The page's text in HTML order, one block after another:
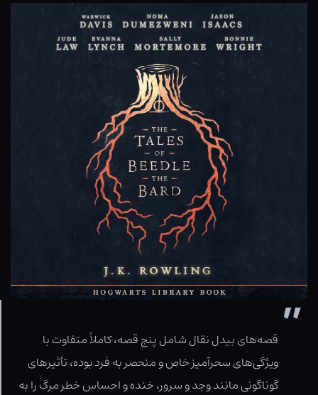
قصه‌هاى بیدل نقال شامل پنج قصه، کاملاً متفاوت با
ویژگی‌هاى سحرآمیز خاص و منحصر به فرد بوده، تأثیرهاى
گوناگونى مانند وجد و سرور، خنده و احساس خطر مرگ را به